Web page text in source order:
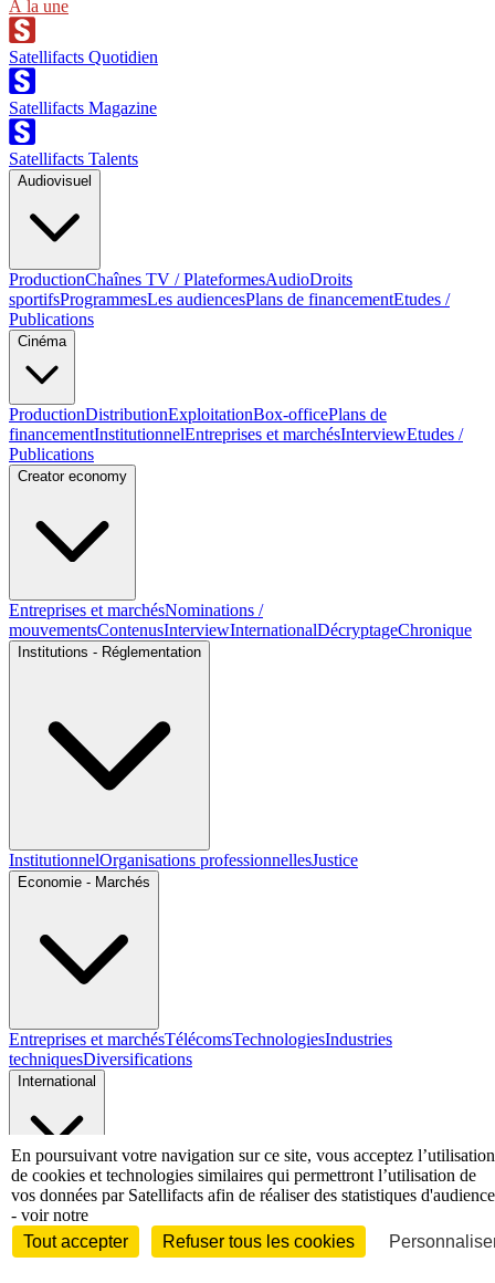
À la une
Satellifacts Quotidien
Satellifacts Magazine
Satellifacts Talents
Audiovisuel
ProductionChaînes TV / PlateformesAudioDroits
sportifsProgrammesLes audiencesPlans de financementEtudes /
Publications
Cinéma
ProductionDistributionExploitationBox-officePlans de
financementInstitutionnelEntreprises et marchésInterviewEtudes /
Publications
Creator economy
Entreprises et marchésNominations /
mouvementsContenusInterviewInternationalDécryptageChronique
Institutions - Réglementation
InstitutionnelOrganisations professionnellesJustice
Economie - Marchés
Entreprises et marchésTélécomsTechnologiesIndustries
techniquesDiversifications
International
International
Personnalités
En poursuivant votre navigation sur ce site, vous acceptez l’utilisation
de cookies et technologies similaires qui permettront l’utilisation de
vos données par Satellifacts afin de réaliser des statistiques d'audience
- voir notre
Tout accepter
Refuser tous les cookies